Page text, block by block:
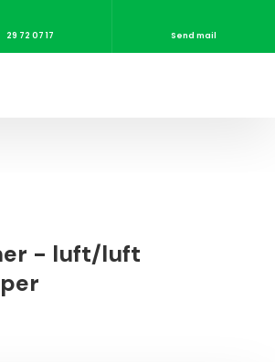
29 72 07 17 Send mail
- ​luft/luft